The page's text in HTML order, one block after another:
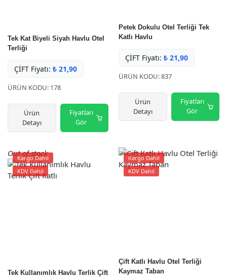
Tek Kat Biyeli Siyah Havlu Otel
Terliği
ÇİFT Fiyatı: ₺ 21,90
ÜRÜN KODU: 178
Ürün
Detayı
Fiyatları
Gör
Petek Dokulu Otel Terliği Tek
Katlı Havlu
ÇİFT Fiyatı: ₺ 21,90
ÜRÜN KODU: 837
Ürün
Detayı
Fiyatları
Gör
Kargo Dahil
KDV Dahil
Out of stock
Tek Kullanımlık Havlu Terlik Çift
Kargo Dahil
KDV Dahil
Çift Katlı Havlu Otel Terliği
Kaymaz Taban